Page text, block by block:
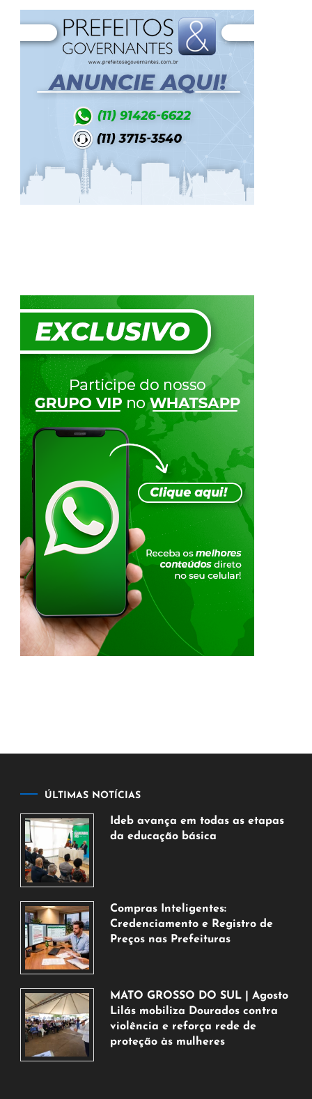
ÚLTIMAS NOTÍCIAS
Ideb avança em todas as etapas
da educação básica
de
2026
Compras Inteligentes:
Credenciamento e Registro de
Preços nas Prefeituras
agosto
de
2026
MATO GROSSO DO SUL | Agosto
Lilás mobiliza Dourados contra
violência e reforça rede de
proteção às mulheres